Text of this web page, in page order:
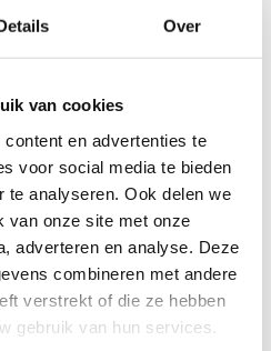
Over
van cookies
en advertenties te
voor social media te bieden
te analyseren. Ook delen we
van onze site met onze
adverteren en analyse. Deze
combineren met andere
verstrekt of die ze hebben
gebruik van hun services.
radiatoren
op de website
ook bij 40